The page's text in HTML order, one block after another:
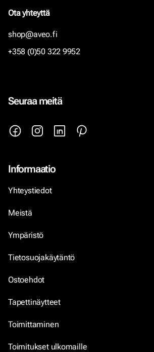
Ota yhteyttä
shop@aveo.fi
+358 (0)50 322 9952
Seuraa meitä
Informaatio
Yhteystiedot
Meistä
Ympäristö
Tietosuojakäytäntö
Ostoehdot
Tapettinäytteet
Toimittaminen
Toimitukset ulkomaille